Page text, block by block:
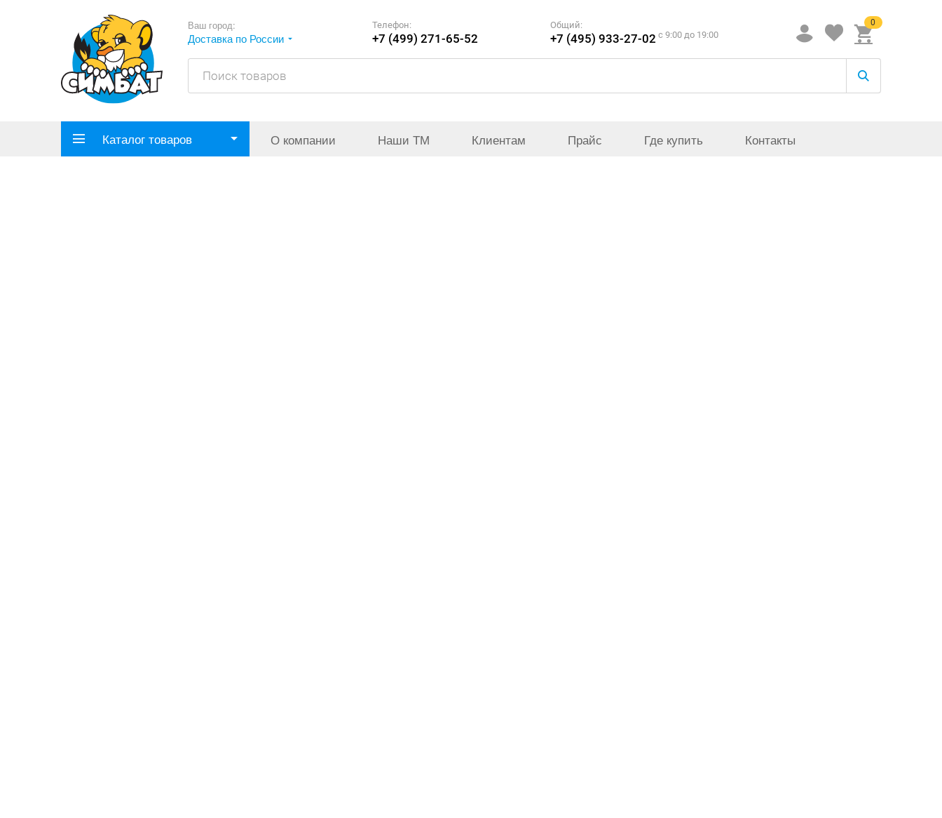
Ваш город:
Доставка по России
Телефон:
+7 (499) 271-65-52
Общий:
+7 (495) 933-27-02 c 9:00 до 19:00
0
Каталог товаров О компании Наши ТМ Клиентам Прайс Где купить Контакты